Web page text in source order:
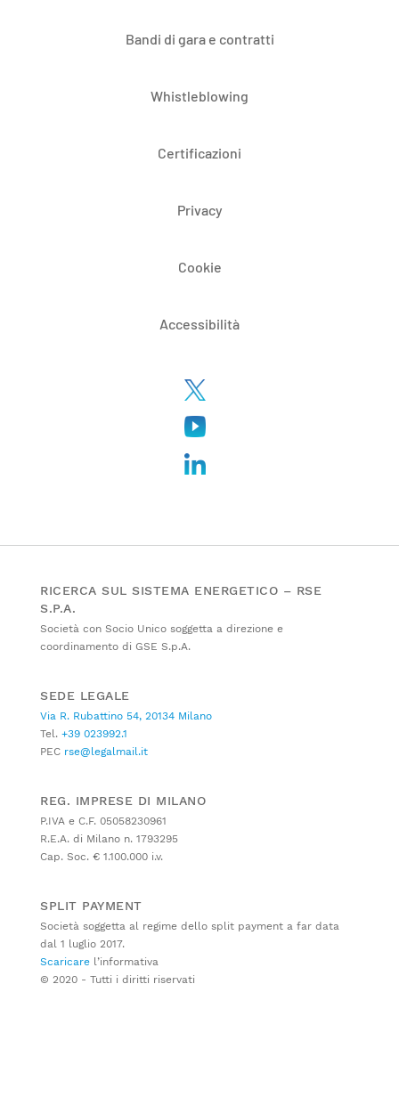
Bandi di gara e contratti
Whistleblowing
Certificazioni
Privacy
Cookie
Accessibilità
RICERCA SUL SISTEMA ENERGETICO – RSE
S.P.A.
Società con Socio Unico soggetta a direzione e
coordinamento di GSE S.p.A.
SEDE LEGALE
Via R. Rubattino 54, 20134 Milano
Tel. +39 023992.1
PEC rse@legalmail.it
REG. IMPRESE DI MILANO
P.IVA e C.F. 05058230961
R.E.A. di Milano n. 1793295
Cap. Soc. € 1.100.000 i.v.
SPLIT PAYMENT
Società soggetta al regime dello split payment a far data
dal 1 luglio 2017.
Scaricare l’informativa
© 2020 - Tutti i diritti riservati